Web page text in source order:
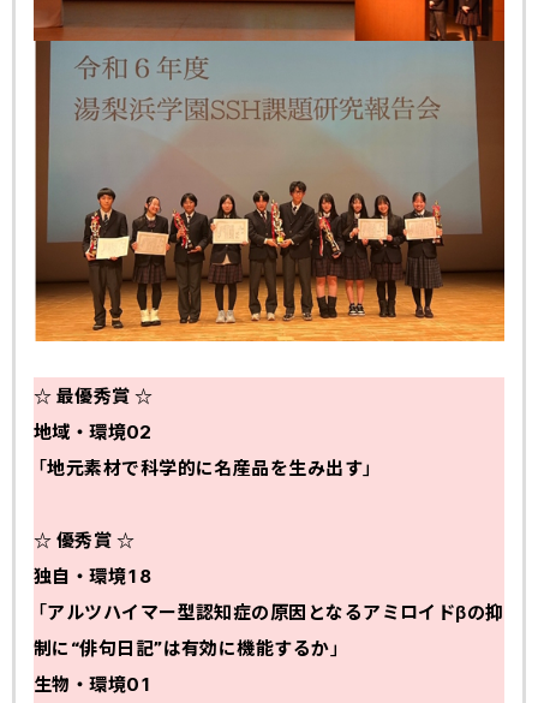
☆ 最優秀賞 ☆
地域・環境02
「地元素材で科学的に名産品を生み出す」
☆ 優秀賞 ☆
独自・環境18
「アルツハイマー型認知症の原因となるアミロイドβの抑
制に“俳句日記”は有効に機能するか」
生物・環境01